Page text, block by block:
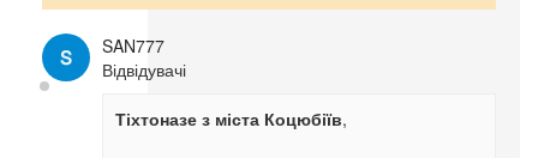
SAN777
Відвідувачі
Тіхтоназе з міста Коцюбіїв,